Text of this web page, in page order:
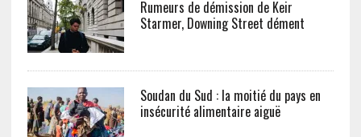
Rumeurs de démission de Keir
Starmer, Downing Street dément
Soudan du Sud : la moitié du pays en
insécurité alimentaire aiguë